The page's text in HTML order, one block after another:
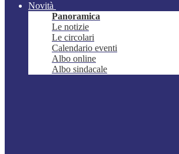
Novità
Panoramica
Le notizie
Le circolari
Calendario eventi
Albo online
Albo sindacale